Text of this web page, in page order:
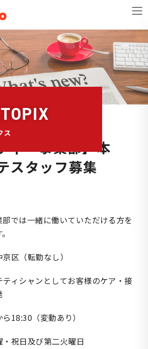
ス
ィー事業部】本
スタッフ募集
では一緒に働いていただける方を
区（転勤なし）
ィシャンとしてお客様のケア・接
18:30（変動あり）
祝日及び第二火曜日